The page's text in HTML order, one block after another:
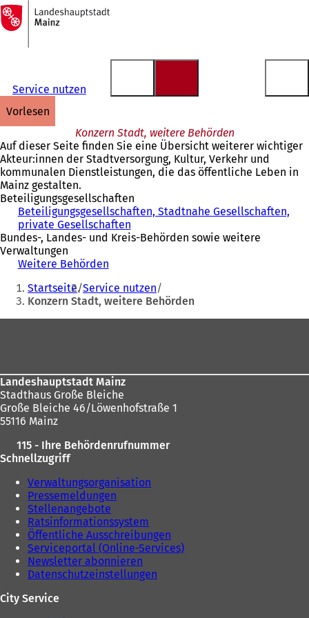
Inhalt anspringen
Zur
Startseite
Service nutzen
vorlesen
Konzern Stadt, weitere Behörden
Auf dieser Seite finden Sie eine Übersicht weiterer wichtiger
Akteur:innen der Stadtversorgung, Kultur, Verkehr und
kommunalen Dienstleistungen, die das öffentliche Leben in
Mainz gestalten.
Beteiligungsgesellschaften
Beteiligungsgesellschaften, Stadtnahe Gesellschaften,
private Gesellschaften
Bundes-, Landes- und Kreis-Behörden sowie weitere
Verwaltungen
Weitere Behörden
Sie
befinden
sich
Startseite Service nutzen
Konzern Stadt, weitere Behörden
Landeshauptstadt Mainz
Stadthaus Große Bleiche
Große Bleiche 46/Löwenhofstraße 1
55116 Mainz
115 - Ihre Behördenrufnummer
Schnellzugriff
Verwaltungsorganisation
Pressemeldungen
Stellenangebote
Ratsinformationssystem
Öffentliche Ausschreibungen
Serviceportal (Online-Services)
Newsletter abonnieren
Datenschutzeinstellungen
City Service